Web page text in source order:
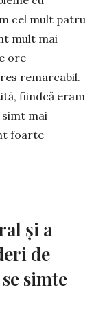
cel mult patru
mult mai
ore
remarcabil.
fiindcă eram
mai
foarte
şi a
de
simte